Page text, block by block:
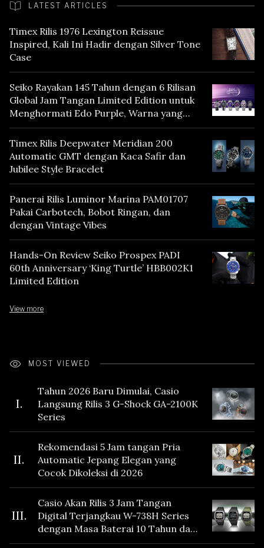
LATEST ARTICLES
Timex Rilis 1976 Lexington Reissue
Inspired, Kali Ini Hadir dengan Silver Tone
Case
Seiko Rayakan 145 Tahun dengan 6 Rilisan
Global Jam Tangan Limited Edition untuk
Menghormati Edo Purple, Warna yang
Mencerminkan Warisan Tokyo
Timex Rilis Deepwater Meridian 200
Automatic GMT dengan Kaca Safir dan
Jubilee Style Bracelet
Panerai Rilis Luminor Marina PAM01707
Pakai Carbotech, Bobot Ringan, dan
dengan Vintage Vibes
Hands-On Review Seiko Prospex PADI
60th Anniversary ‘King Turtle’ HBB002K1
Limited Edition
View more
MOST VIEWED
I.
Tahun 2026 Baru Dimulai, Casio
Langsung Rilis 3 G-Shock GA-2100K
Series
II.
Rekomendasi 5 Jam tangan Pria
Automatic Jepang Elegan yang
Cocok Dikoleksi di 2026
III.
Casio Akan Rilis 3 Jam Tangan
Digital Terjangkau W-738H Series
dengan Masa Baterai 10 Tahun dan
Fitur Vibration